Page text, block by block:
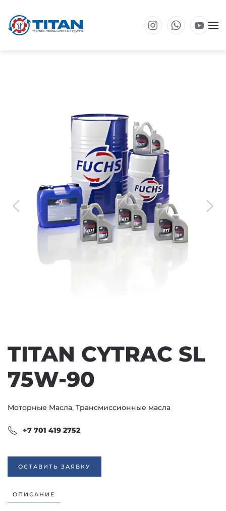
Перейти к основному содержанию
TITAN CYTRAC SL
75W-90
Моторные Масла, Трансмиссионные масла
+7 701 419 2752
ОСТАВИТЬ ЗАЯВКУ
ОПИСАНИЕ